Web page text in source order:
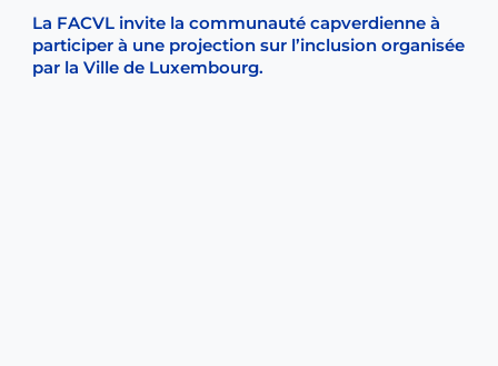
La FACVL invite la communauté capverdienne à
participer à une projection sur l’inclusion organisée
par la Ville de Luxembourg.